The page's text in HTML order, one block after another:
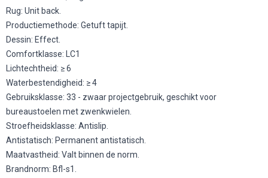
Rug: Unit back.
Productiemethode: Getuft tapijt.
Dessin: Effect.
Comfortklasse: LC1
Lichtechtheid: ≥ 6
Waterbestendigheid: ≥ 4
Gebruiksklasse: 33 - zwaar projectgebruik, geschikt voor
bureaustoelen met zwenkwielen.
Stroefheidsklasse: Antislip.
Antistatisch: Permanent antistatisch.
Maatvastheid: Valt binnen de norm.
Brandnorm: Bfl-s1.